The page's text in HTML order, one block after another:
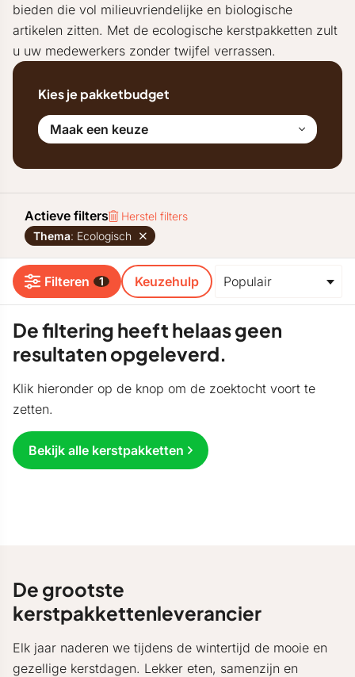
bieden die vol milieuvriendelijke en biologische
artikelen zitten. Met de ecologische kerstpakketten zult
u uw medewerkers zonder twijfel verrassen.
Kies je pakketbudget
Maak een keuze
Actieve filters
Herstel filters
Thema: Ecologisch
Filteren 1 Keuzehulp
De filtering heeft helaas geen
resultaten opgeleverd.
Klik hieronder op de knop om de zoektocht voort te
zetten.
Bekijk alle kerstpakketten
De grootste
kerstpakkettenleverancier
Elk jaar naderen we tijdens de wintertijd de mooie en
gezellige kerstdagen. Lekker eten, samenzijn en